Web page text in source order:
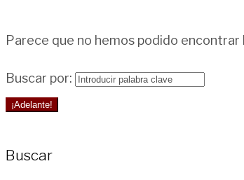
Parece que no hemos podido encontrar
Buscar por:
¡Adelante!
Buscar